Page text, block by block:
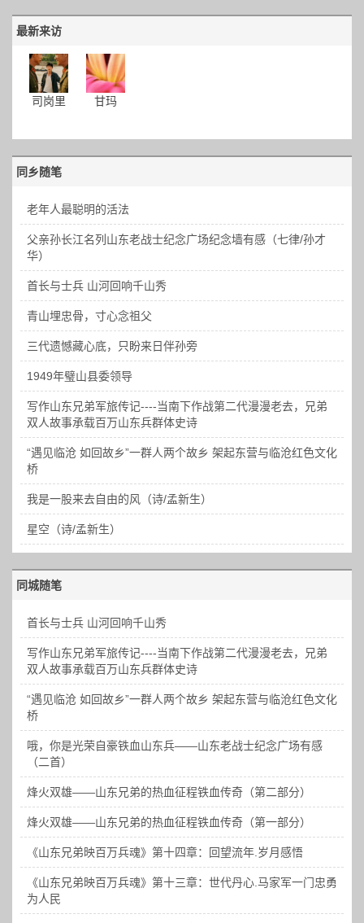
最新来访
司岗里 甘玛
同乡随笔
老年人最聪明的活法
父亲孙长江名列山东老战士纪念广场纪念墙有感（七律/孙才
华）
首长与士兵 山河回响千山秀
青山埋忠骨，寸心念祖父
三代遗憾藏心底，只盼来日伴孙旁
1949年璧山县委领导
写作山东兄弟军旅传记----当南下作战第二代漫漫老去，兄弟
双人故事承载百万山东兵群体史诗
“遇见临沧 如回故乡”一群人两个故乡 架起东营与临沧红色文化
桥
我是一股来去自由的风（诗/孟新生）
星空（诗/孟新生）
同城随笔
首长与士兵 山河回响千山秀
写作山东兄弟军旅传记----当南下作战第二代漫漫老去，兄弟
双人故事承载百万山东兵群体史诗
“遇见临沧 如回故乡”一群人两个故乡 架起东营与临沧红色文化
桥
哦，你是光荣自豪铁血山东兵——山东老战士纪念广场有感
（二首）
烽火双雄——山东兄弟的热血征程铁血传奇（第二部分）
烽火双雄——山东兄弟的热血征程铁血传奇（第一部分）
《山东兄弟映百万兵魂》第十四章：回望流年.岁月感悟
《山东兄弟映百万兵魂》第十三章：世代丹心.马家军一门忠勇
为人民